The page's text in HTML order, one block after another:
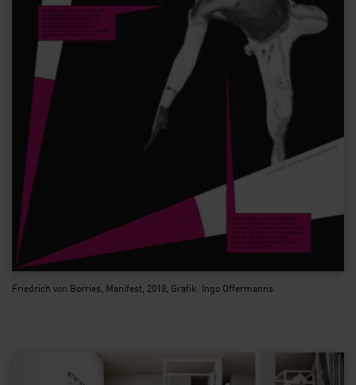
Friedrich von Borries, Manifest, 2018, Grafik: Ingo Offermanns